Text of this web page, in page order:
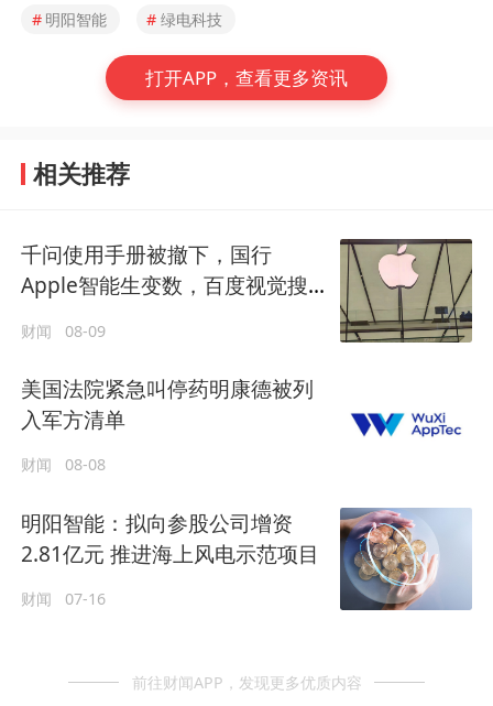
# 明阳智能 # 绿电科技
打开APP，查看更多资讯
相关推荐
千问使用手册被撤下，国行
Apple智能生变数，百度视觉搜
财闻 08-09
美国法院紧急叫停药明康德被列
入军方清单
财闻 08-08
明阳智能：拟向参股公司增资
2.81亿元 推进海上风电示范项目
财闻 07-16
前往财闻APP，发现更多优质内容